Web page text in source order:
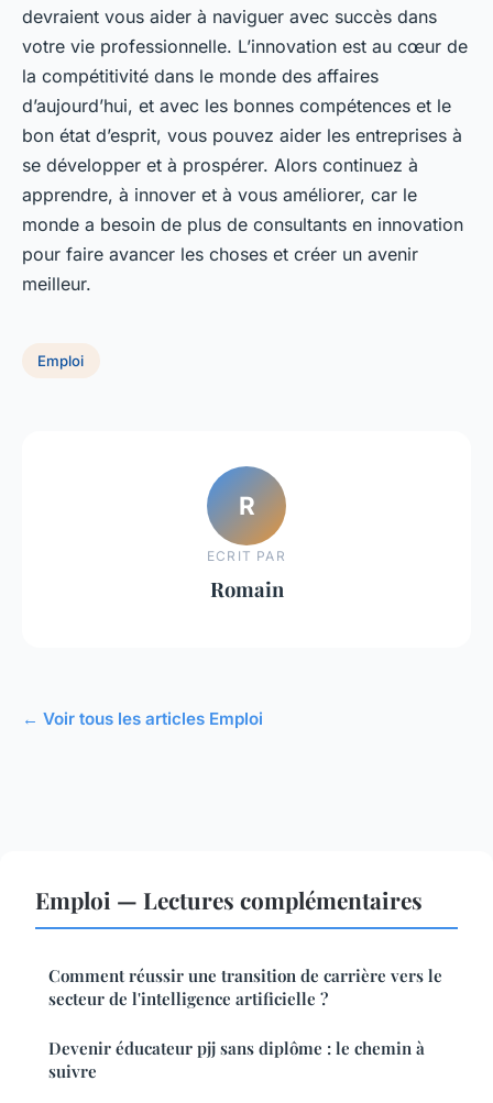
devraient vous aider à naviguer avec succès dans
votre vie professionnelle. L’innovation est au cœur de
la compétitivité dans le monde des affaires
d’aujourd’hui, et avec les bonnes compétences et le
bon état d’esprit, vous pouvez aider les entreprises à
se développer et à prospérer. Alors continuez à
apprendre, à innover et à vous améliorer, car le
monde a besoin de plus de consultants en innovation
pour faire avancer les choses et créer un avenir
meilleur.
Emploi
R
ECRIT PAR
Romain
← Voir tous les articles Emploi
Emploi — Lectures complémentaires
Comment réussir une transition de carrière vers le
secteur de l'intelligence artificielle ?
Devenir éducateur pjj sans diplôme : le chemin à
suivre